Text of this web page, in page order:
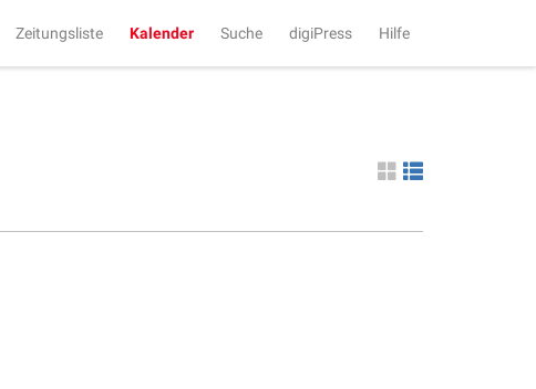
Zeitungsliste Kalender Suche digiPress Hilfe